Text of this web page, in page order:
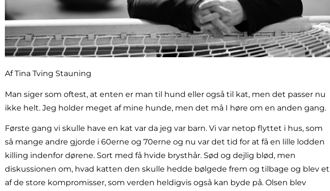
AfTina Tving Stauning
Man siger som oftest, at enten er man til hund eller også til kat, men det passer nu
ikke helt. Jeg holder meget af mine hunde, men det må I høre om en anden gang.
Første gang vi skulle have en kat var da jeg var barn. Vi var netop flyttet i hus, som
så mange andre gjorde i 60erne og 70erne og nu var det tid for at få en lille lodden
killing indenfor dørene. Sort med få hvide brysthår. Sød og dejlig blød, men
diskussionen om, hvad katten den skulle hedde bølgede frem og tilbage og blev et
af de store kompromisser, som verden heldigvis også kan byde på. Olsen blev